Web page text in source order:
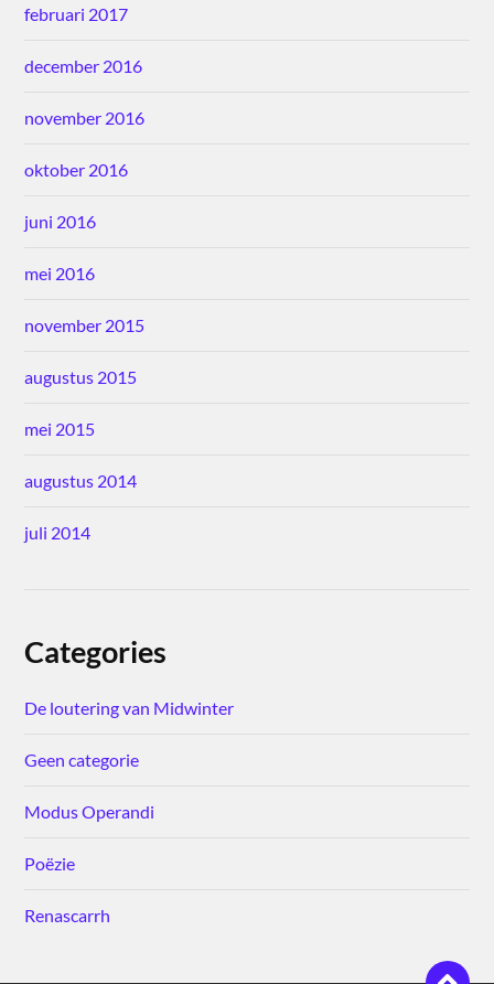
februari 2017
december 2016
november 2016
oktober 2016
juni 2016
mei 2016
november 2015
augustus 2015
mei 2015
augustus 2014
juli 2014
Categories
De loutering van Midwinter
Geen categorie
Modus Operandi
Poëzie
Renascarrh